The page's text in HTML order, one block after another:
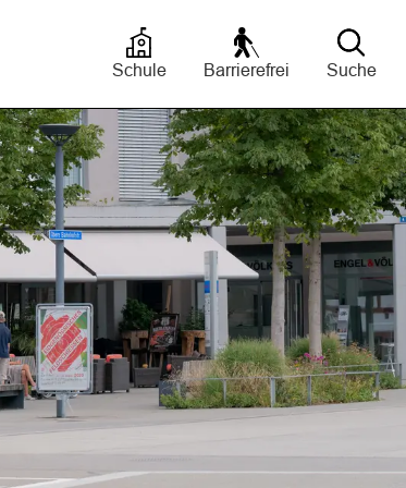
Schule Barrierefrei Suche